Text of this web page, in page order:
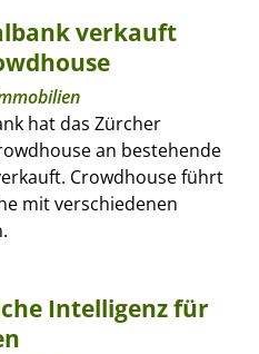
verkauft
hat das Zürcher
an bestehende
Crowdhouse führt
mit verschiedenen
Intelligenz für